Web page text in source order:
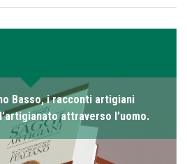
Basso, i racconti artigiani
attraverso l’uomo.